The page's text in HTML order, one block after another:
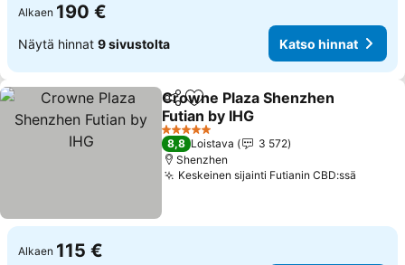
Alkaen 190 €
Näytä hinnat 9 sivustolta Katso hinnat
Jaa Lisää suosikkeihin
Crowne Plaza Shenzhen
Futian by IHG
5 Tähtiluokitus
8,8 Loistava
3 572
Shenzhen
Keskeinen sijainti Futianin CBD:ssä
Alkaen 115 €